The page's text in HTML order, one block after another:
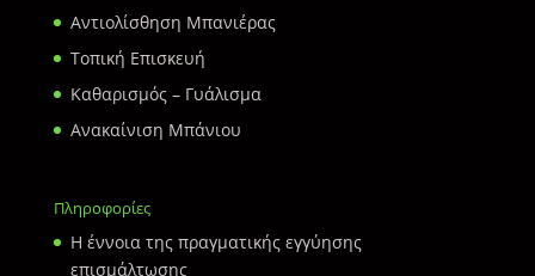
Αντιολίσθηση Μπανιέρας
Τοπική Επισκευή
Καθαρισμός – Γυάλισμα
Ανακαίνιση Μπάνιου
Πληροφορίες
Η έννοια της πραγματικής εγγύησης
επισμάλτωσης